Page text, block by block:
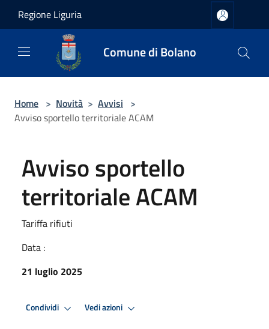
Regione Liguria
Comune di Bolano
Home > Novità > Avvisi >
Avviso sportello territoriale ACAM
Avviso sportello
territoriale ACAM
Tariffa rifiuti
Data :
21 luglio 2025
Condividi Vedi azioni